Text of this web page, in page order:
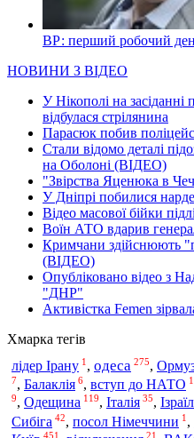
ВР: перший робочий
НОВИНИ З ВІДЕО
У Нікополі на засіданні
відбулася стрілянина
Парасюк побив
Стали відомо деталі
на Оболоні (ВІДЕО)
"Звірства Яценюка в
У Дніпрі побилися
Відео масової бійки
Воїн АТО вдарив
Кримчани здійснюють
(ВІДЕО)
Опубліковано відео з
"ДНР"
Активістка Femen
Хмарка тегів
лідер Ірану 1 , одеса 275,
7, Балаклія 6, вступ до НАТО 1
9, Одещина 119, Італія 35,
Сибіга 42, посол Німеччини 1 ,
451 21